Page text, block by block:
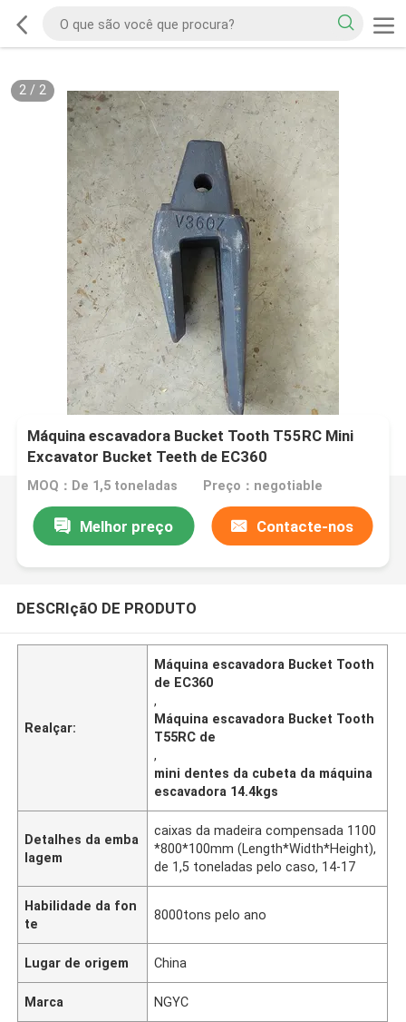
2/ 2
Máquina escavadora Bucket Tooth T55RC Mini
Excavator Bucket Teeth de EC360
MOQ：De 1,5 toneladas Preço：negotiable
Melhor preço Contacte-nos
DESCRIçãO DE PRODUTO
Realçar:
Máquina escavadora Bucket Tooth
de EC360
,
Máquina escavadora Bucket Tooth
T55RC de
,
mini dentes da cubeta da máquina
escavadora 14.4kgs
Detalhes da emba
lagem
caixas da madeira compensada 1100
*800*100mm (Length*Width*Height),
de 1,5 toneladas pelo caso, 14-17
Habilidade da fon
te
8000tons pelo ano
Lugar de origem China
Marca NGYC